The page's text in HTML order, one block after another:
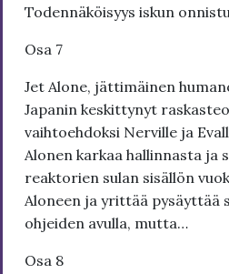
Todennäköisyys iskun
Osa 7
Jet Alone, jättimäinen
Japanin keskittynyt
vaihtoehdoksi Nerville ja
Alonen karkaa hallinnasta ja
reaktorien sulan sisällön
Aloneen ja yrittää pysäyttää
ohjeiden avulla, mutta…
Osa 8